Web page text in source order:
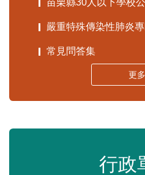
嚴重特殊傳染性肺炎
常見問答集
更多
行政